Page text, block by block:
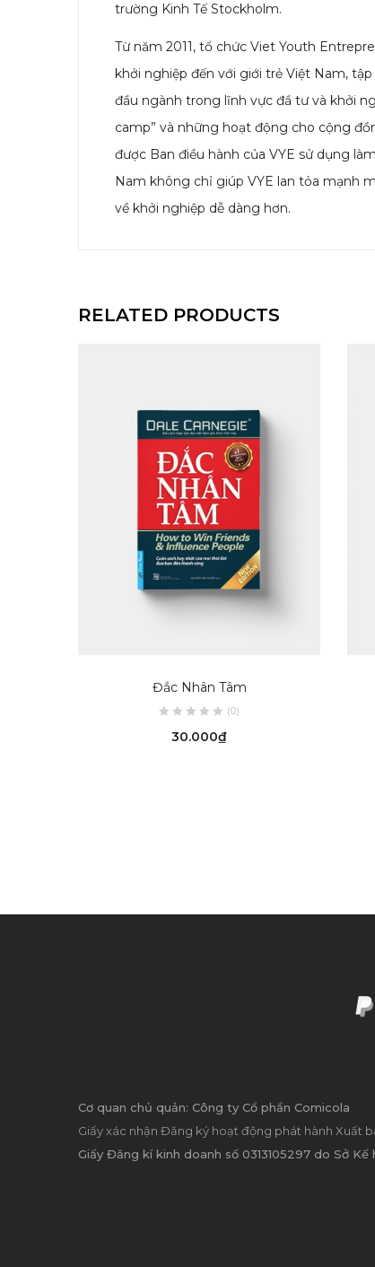
trường Kinh Tế Stockholm.
Từ năm 2011, tổ chức Viet Youth
khởi nghiệp đến với giới trẻ Việt Nam,
đầu ngành trong lĩnh vực đầ tư và khởi
camp” và những hoạt động cho cộng
được Ban điều hành của VYE sử dụng
Nam không chỉ giúp VYE lan tỏa mạnh
về khởi nghiệp dễ dàng hơn.
RELATED PRODUCTS
Đắc Nhân Tâm
(0)
30.000₫
Cơ quan chủ quản: Công ty Cổ phần Comicola
Giấy xác nhận Đăng ký hoạt động phát hành Xuất
Giấy Đăng kí kinh doanh số 0313105297 do Sở